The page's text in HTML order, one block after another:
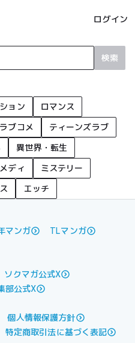
ログイン
検索
ョン
ロマンス
ラブコメ
ティーンズラブ
異世界・転生
ディ
ミステリー
エッチ
マンガ
TLマンガ
ソクマガ公式X
部公式X
個人情報保護方針
特定商取引法に基づく表記